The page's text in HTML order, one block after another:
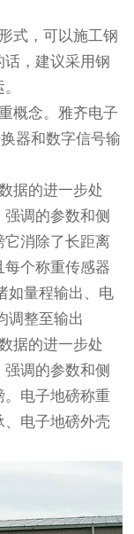
式，可以施工钢
，建议采用钢
概念。雅齐电子
器和数字信号输
据的进一步处
调的参数和侧
消除了长距离
个称重传感器
如量程输出、电
调整至输出
据的进一步处
调的参数和侧
。电子地磅称重
电子地磅外壳